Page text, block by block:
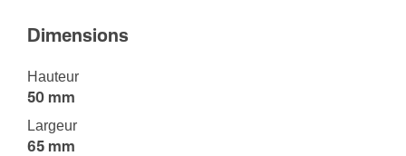
Dimen­sions
Hauteur
50 mm
Largeur
65 mm